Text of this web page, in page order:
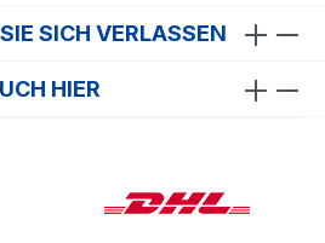
SICH VERLASSEN
HIER